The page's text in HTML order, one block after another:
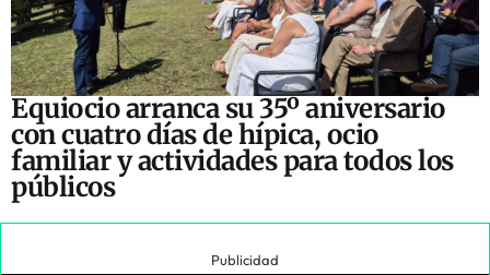
Equiocio arranca su 35º aniversario
con cuatro días de hípica, ocio
familiar y actividades para todos los
públicos
Publicidad